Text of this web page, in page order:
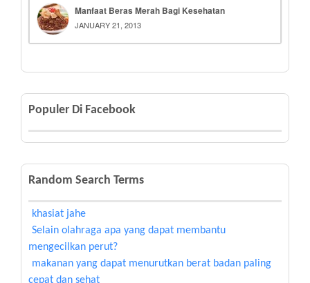
Manfaat Beras Merah Bagi Kesehatan
JANUARY 21, 2013
Populer Di Facebook
Random Search Terms
khasiat jahe
Selain olahraga apa yang dapat membantu
mengecilkan perut?
makanan yang dapat menurutkan berat badan paling
cepat dan sehat